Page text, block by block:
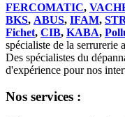
FERCOMATIC,
BKS, ABUS, IFAM,
Fichet, CIB, KABA,
spécialiste de la serrurerie
Des spécialistes du
d'expérience pour nos
Nos services :